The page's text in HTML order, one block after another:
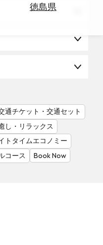
徳島県
通チケット・交通セット
し・リラックス
トタイムエコノミー
コース Book Now